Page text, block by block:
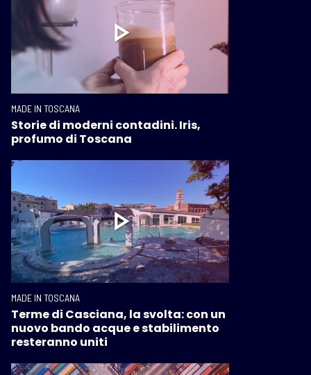
MADE IN TOSCANA
Storie di moderni contadini. Iris,
profumo di Toscana
MADE IN TOSCANA
Terme di Casciana, la svolta: con un
nuovo bando acque e stabilimento
resteranno uniti